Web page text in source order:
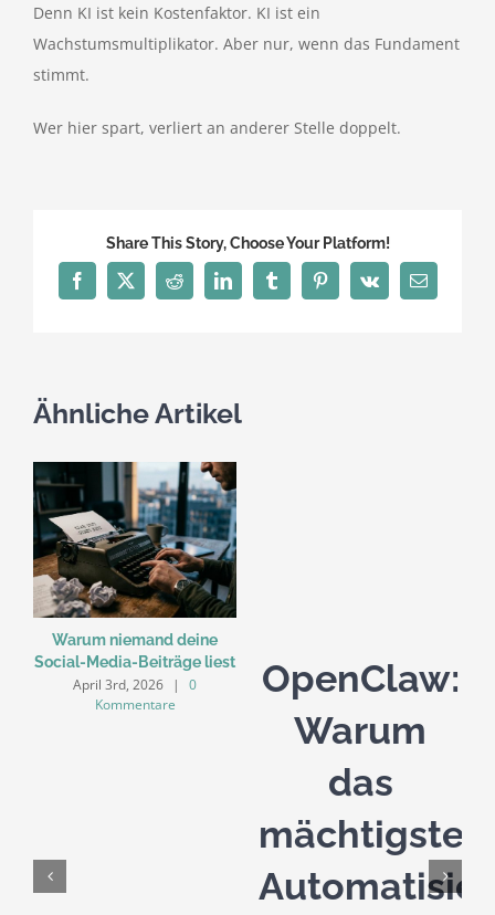
Denn KI ist kein Kostenfaktor. KI ist ein
Wachstumsmultiplikator. Aber nur, wenn das Fundament
stimmt.
Wer hier spart, verliert an anderer Stelle doppelt.
Share This Story, Choose Your Platform!
Facebook
X RedditLinkedInTumblrPinterest
Vk
E-
Mail
Ähnliche Artikel
Warum niemand deine
Social-Media-Beiträge liest
April 3rd, 2026 |
0
Kommentare
OpenClaw:
Warum
das
mächtigste